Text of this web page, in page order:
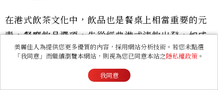
在港式飲茶文化中，飲品也是餐桌上相當重要的元
素。餐廳飲品選項，先從經典港式清飲出發，如咸
檸檬雪碧、檸檬紅茶、香滑奶茶與檸檬可樂，風味
設定貼近記憶中的茶樓日常。咸檸檬雪碧以鹽漬檸
檬帶出酸鹹層次，紅茶與奶茶則保留茶香本位，口
美麗佳人為提供您更多優質的內容，採用網站分析技術。若您未點選
「我同意」而繼續瀏覽本網站，則視為您已同意本站之隱私權政策 。
我同意